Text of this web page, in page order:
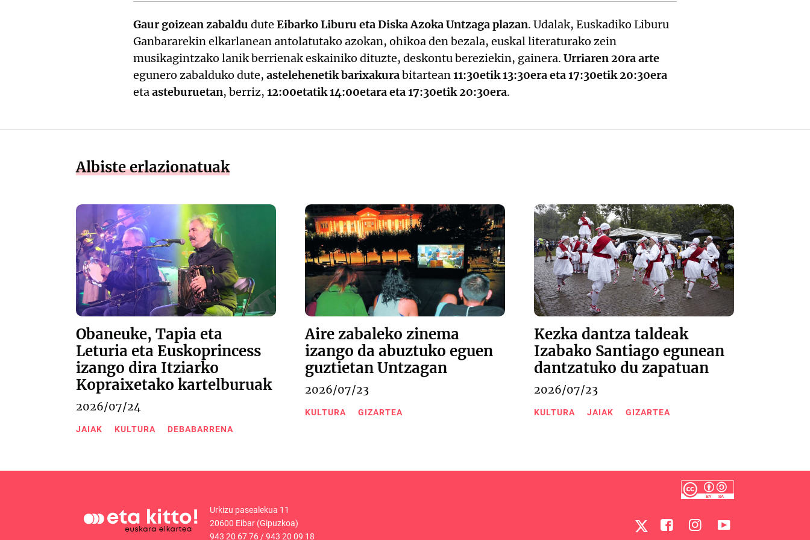
Gaur goizean zabaldu dute Eibarko Liburu eta Diska Azoka Untzaga plazan. Udalak, Euskadiko Liburu
Ganbararekin elkarlanean antolatutako azokan, ohikoa den bezala, euskal literaturako zein
musikagintzako lanik berrienak eskainiko dituzte, deskontu bereziekin, gainera. Urriaren 20ra arte
egunero zabalduko dute, astelehenetik barixakurabitartean11:30etik 13:30era eta 17:30etik 20:30era
etaasteburuetan, berriz, 12:00etatik 14:00etara eta 17:30etik 20:30era.
Albiste erlazionatuak
Obaneuke, Tapia eta
Leturia eta Euskoprincess
izango dira Itziarko
Kopraixetako kartelburuak
2026/07/24
JAIAK KULTURA DEBABARRENA
Aire zabaleko zinema
izango da abuztuko eguen
guztietan Untzagan
2026/07/23
KULTURA GIZARTEA
Kezka dantza taldeak
Izabako Santiago egunean
dantzatuko du zapatuan
2026/07/23
KULTURA JAIAK GIZARTEA
Urkizu pasealekua 11
20600 Eibar (Gipuzkoa)
943 20 67 76/943 20 09 18